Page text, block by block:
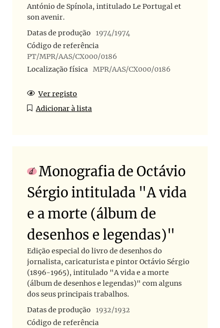
António de Spínola, intitulado Le Portugal et
son avenir.
Datas de produção
1974/1974
Código de referência
PT/MPR/AAS/CX000/0186
Localização física MPR/AAS/CX000/0186
Ver registo
Adicionar à lista
Monografia de Octávio
Sérgio intitulada "A vida
e a morte (álbum de
desenhos e legendas)"
Edição especial do livro de desenhos do
jornalista, caricaturista e pintor Octávio Sérgio
(1896-1965), intitulado "A vida e a morte
(álbum de desenhos e legendas)" com alguns
dos seus principais trabalhos.
Datas de produção
1932/1932
Código de referência